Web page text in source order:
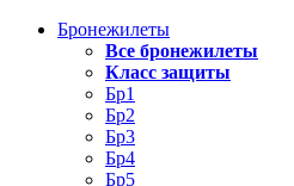
Бронежилеты
Все бронежилеты
Класс защиты
Бр1
Бр2
Бр3
Бр4
Бр5